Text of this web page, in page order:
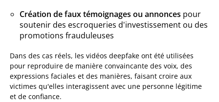
Création de faux témoignages ou annonces pour
soutenir des escroqueries d'investissement ou des
promotions frauduleuses
Dans des cas réels, les vidéos deepfake ont été utilisées
pour reproduire de manière convaincante des voix, des
expressions faciales et des manières, faisant croire aux
victimes qu'elles interagissent avec une personne légitime
et de confiance.